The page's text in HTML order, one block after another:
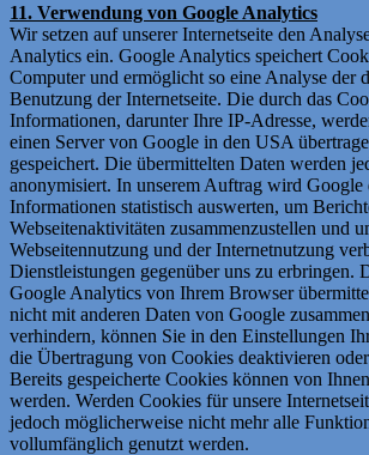
11. Verwendung von Google Analytics
Wir setzen auf unserer Internetseite den
Analytics ein. Google Analytics speichert
Computer und ermöglicht so eine Analyse der
Benutzung der Internetseite. Die durch das
Informationen, darunter Ihre IP-Adresse,
einen Server von Google in den USA
gespeichert. Die übermittelten Daten werden
anonymisiert. In unserem Auftrag wird Google
Informationen statistisch auswerten, um
Webseitenaktivitäten zusammenzustellen und
Webseitennutzung und der Internetnutzung
Dienstleistungen gegenüber uns zu erbringen.
Google Analytics von Ihrem Browser
nicht mit anderen Daten von Google
verhindern, können Sie in den Einstellungen
die Übertragung von Cookies deaktivieren
Bereits gespeicherte Cookies können von
werden. Werden Cookies für unsere
jedoch möglicherweise nicht mehr alle
vollumfänglich genutzt werden.